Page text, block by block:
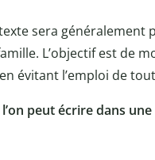
sera
L’objectif est de
évitant l’emploi de
peut écrire dans